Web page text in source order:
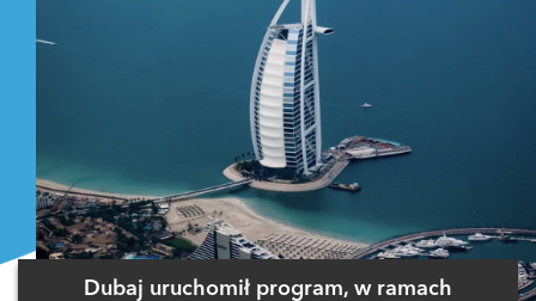
Dubaj uruchomił program, w ramach